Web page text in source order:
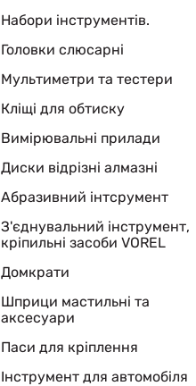
Набори інструментів.
Головки слюсарні
Мультиметри та тестери
Кліщі для обтиску
Вимірювальні прилади
Диски відрізні алмазні
Абразивний інтсрумент
З'єднувальний інструмент,
кріпильні засоби VOREL
Домкрати
Шприци мастильні та
аксесуари
Паси для кріплення
Інструмент для автомобіля